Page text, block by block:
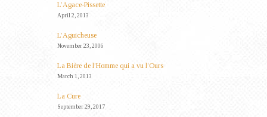
L’Agace-Pissette
April 2, 2013
L’Aguicheuse
November 23, 2006
La Bière de l’Homme qui a vu l’Ours
March 1, 2013
La Cure
September 29, 2017